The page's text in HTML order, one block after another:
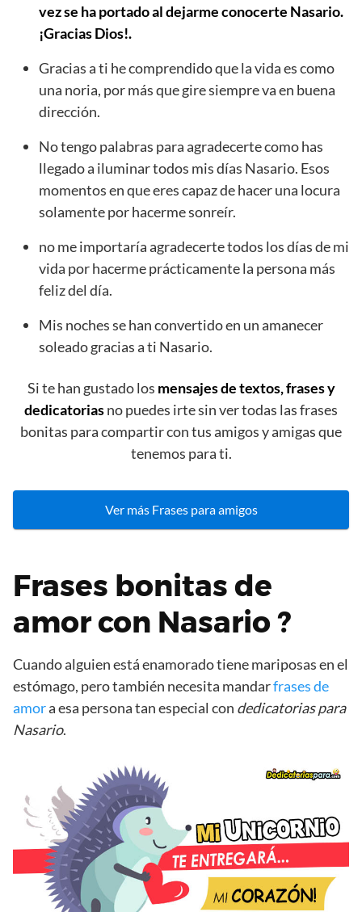
vez se ha portado al dejarme conocerte Nasario.
¡Gracias Dios!.
Gracias a ti he comprendido que la vida es como
una noria, por más que gire siempre va en buena
dirección.
No tengo palabras para agradecerte como has
llegado a iluminar todos mis días Nasario. Esos
momentos en que eres capaz de hacer una locura
solamente por hacerme sonreír.
no me importaría agradecerte todos los días de mi
vida por hacerme prácticamente la persona más
feliz del día.
Mis noches se han convertido en un amanecer
soleado gracias a ti Nasario.
Si te han gustado los mensajes de textos, frases y
dedicatoriasno puedes irte sin ver todas las frases
bonitas para compartir con tus amigos y amigas que
tenemos para ti.
Ver más Frases para amigos
Frases bonitas de
amor con Nasario ?
Cuando alguien está enamorado tiene mariposas en el
estómago, pero también necesita mandarfrases de
amora esa persona tan especial con dedicatorias para
Nasario.